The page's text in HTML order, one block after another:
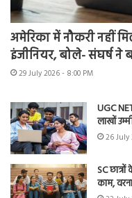
अमेरिका में नौकरी नहीं
इंजीनियर, बोले- संघर्ष
29 July 2026 - 8:00 PM
UGC
लाखों
26 July
SC
काम,